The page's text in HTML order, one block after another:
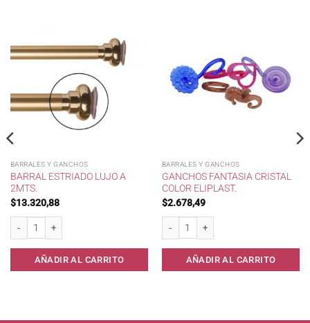
BARRALES Y GANCHOS
BARRAL ESTRIADO LUJO A
2MTS.
$13.320,88
Barral Estriado Lujo a 2mts. cantidad
AÑADIR AL CARRITO
BARRALES Y GANCHOS
GANCHOS FANTASIA CRISTAL
COLOR ELIPLAST.
$2.678,49
Ganchos Fantasia Cristal Color Eliplast.
AÑADIR AL CARRITO
* cantidad